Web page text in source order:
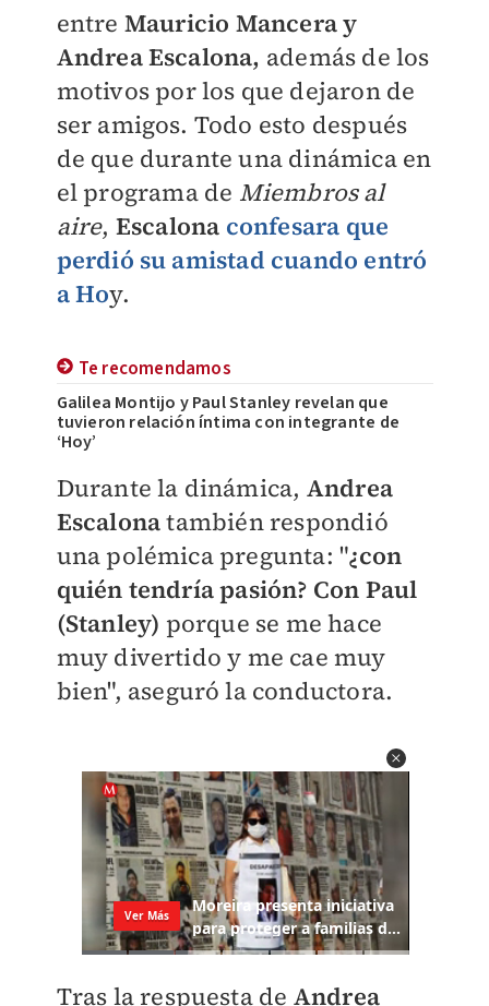
entre Mauricio Mancera y
Andrea Escalona, además de los
motivos por los que dejaron de
ser amigos. Todo esto después
de que durante una dinámica en
el programa de Miembros al
aire, Escalona confesara que
perdió su amistad cuando entró
a Hoy.
Te recomendamos
Galilea Montijo y Paul Stanley revelan que
tuvieron relación íntima con integrante de
‘Hoy’
Durante la dinámica, Andrea
Escalonatambién respondió
una polémica pregunta: "¿con
quién tendría pasión? Con Paul
(Stanley) porque se me hace
muy divertido y me cae muy
bien", aseguró la conductora.
Tras la respuesta de Andrea